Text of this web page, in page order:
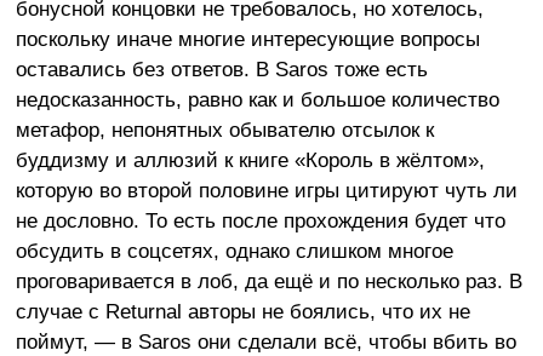
бонусной концовки не требовалось, но хотелось,
поскольку иначе многие интересующие вопросы
оставались без ответов. В Saros тоже есть
недосказанность, равно как и большое количество
метафор, непонятных обывателю отсылок к
буддизму и аллюзий к книге «Король в жёлтом»,
которую во второй половине игры цитируют чуть ли
не дословно. То есть после прохождения будет что
обсудить в соцсетях, однако слишком многое
проговаривается в лоб, да ещё и по несколько раз. В
случае с Returnal авторы не боялись, что их не
поймут, — в Saros они сделали всё, чтобы вбить во